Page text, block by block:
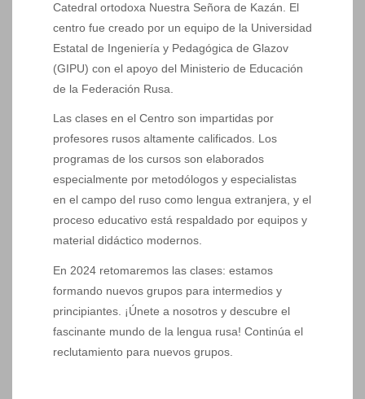
Catedral ortodoxa Nuestra Señora de Kazán. El
centro fue creado por un equipo de la Universidad
Estatal de Ingeniería y Pedagógica de Glazov
(GIPU) con el apoyo del Ministerio de Educación
de la Federación Rusa.
Las clases en el Centro son impartidas por
profesores rusos altamente calificados. Los
programas de los cursos son elaborados
especialmente por metodólogos y especialistas
en el campo del ruso como lengua extranjera, y el
proceso educativo está respaldado por equipos y
material didáctico modernos.
En 2024 retomaremos las clases: estamos
formando nuevos grupos para intermedios y
principiantes. ¡Únete a nosotros y descubre el
fascinante mundo de la lengua rusa! Continúa el
reclutamiento para nuevos grupos.